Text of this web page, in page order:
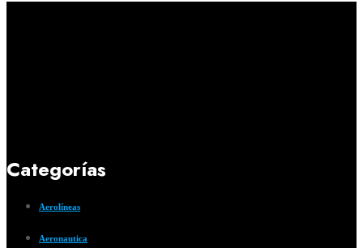
Categorías
Aerolíneas
Aeronautica